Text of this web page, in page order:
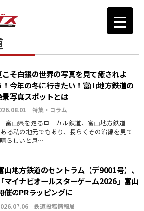
こそ白銀の世界の写真を見て癒されよ
！今年の冬に行きたい！富山地方鉄道の
景写真スポットとは
｜特集・コラム
山県を走るローカル鉄道、富山地方鉄道
る私の地元でもあり、長らくその沿線を見て
らしいと思…
山地方鉄道のセントラム（デ9001号）、
「マイナビオールスターゲーム2026」富山
催のPRラッピングに
｜鉄道投稿情報局